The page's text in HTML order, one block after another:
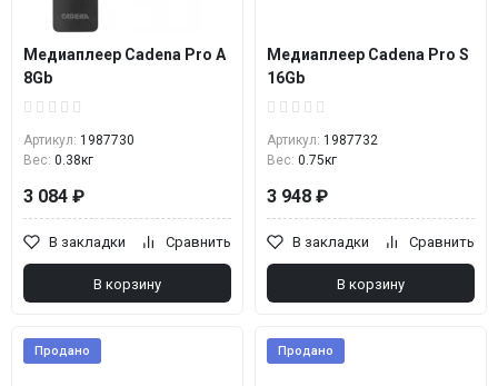
Медиаплеер Cadena Pro A
8Gb
Артикул: 1987730
Вес: 0.38кг
3 084 ₽
В закладки Сравнить
В корзину
Медиаплеер Cadena Pro S
16Gb
Артикул: 1987732
Вес: 0.75кг
3 948 ₽
В закладки Сравнить
В корзину
Продано Продано